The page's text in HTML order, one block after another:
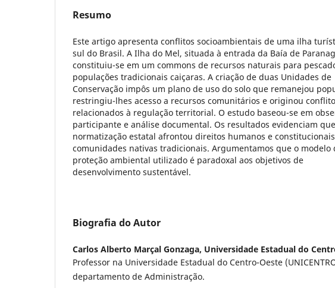
Resumo
Este artigo apresenta conflitos socioambientais de uma ilha
sul do Brasil. A Ilha do Mel, situada à entrada da Baía de
constituiu-se em um commons de recursos naturais para
populações tradicionais caiçaras. A criação de duas Unidades de
Conservação impôs um plano de uso do solo que remanejou
restringiu-lhes acesso a recursos comunitários e originou
relacionados à regulação territorial. O estudo baseou-se em
participante e análise documental. Os resultados evidenciam
normatização estatal afrontou direitos humanos e
comunidades nativas tradicionais. Argumentamos que o modelo
proteção ambiental utilizado é paradoxal aos objetivos de
desenvolvimento sustentável.
Biografia do Autor
Carlos Alberto Marçal Gonzaga, Universidade Estadual do
Professor na Universidade Estadual do Centro-Oeste
departamento de Administração.